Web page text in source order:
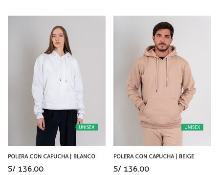
POLERA CON CAPUCHA | BLANCO
S/ 136.00
POLERA CON CAPUCHA | BEIGE
S/ 136.00